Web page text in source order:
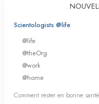
Scientologists @life
@life
@theOrg
@work
@home
Comment rester en bonne santé